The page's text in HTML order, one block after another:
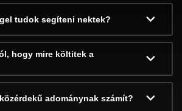
tudok segíteni nektek?
hogy mire költitek a
adománynak számít?